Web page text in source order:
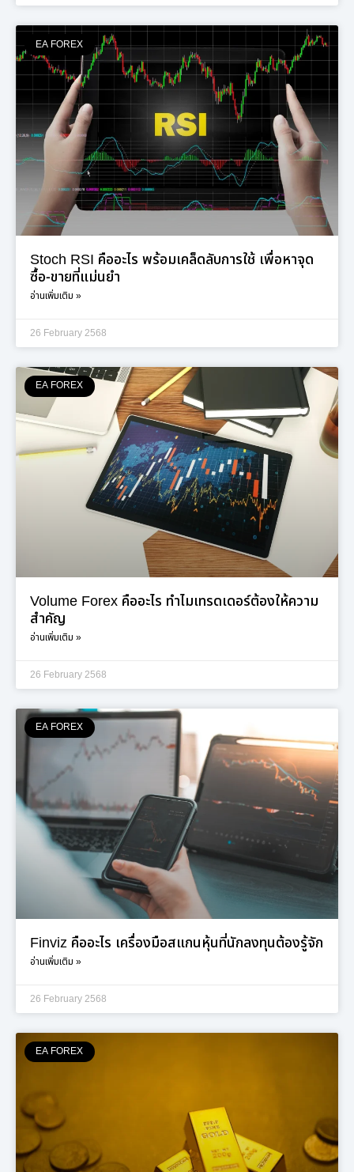
EA FOREX
Stoch RSI คืออะไร พร้อมเคล็ดลับการใช้ เพื่อหาจุด
ซื้อ-ขายที่แม่นยำ
อ่านเพิ่มเติม »
26 February 2568
EA FOREX
Volume Forex คืออะไร ทำไมเทรดเดอร์ต้องให้ความ
สำคัญ
อ่านเพิ่มเติม »
26 February 2568
EA FOREX
Finviz คืออะไร เครื่องมือสแกนหุ้นที่นักลงทุนต้องรู้จัก
อ่านเพิ่มเติม »
26 February 2568
EA FOREX